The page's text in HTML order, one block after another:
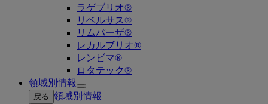
ラゲブリオ®
リベルサス®
リムパーザ®
レカルブリオ®
レンビマ®
ロタテック®
領域別情報
Open
submenu
戻る 領域別情報